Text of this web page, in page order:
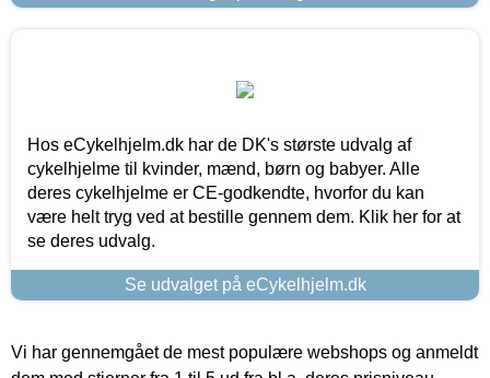
Hos eCykelhjelm.dk har de DK's største udvalg af
cykelhjelme til kvinder, mænd, børn og babyer. Alle
deres cykelhjelme er CE-godkendte, hvorfor du kan
være helt tryg ved at bestille gennem dem. Klik her for at
se deres udvalg.
Se udvalget på eCykelhjelm.dk
Vi har gennemgået de mest populære webshops og anmeldt